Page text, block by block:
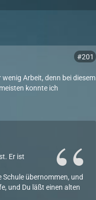
#201
wenig Arbeit, denn bei diesem
konnte ich
Er ist
übernommen, und
und Du läßt einen alten